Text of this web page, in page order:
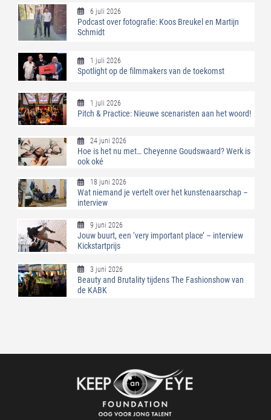
6 juli 2026
Podcast over fotografie: Koos Breukel en Martijn
Schmidt
1 juli 2026
Spotlight op de filmmakers van de toekomst
1 juli 2026
Pitch & Practice: Nieuwe scenaristen aan het woord!
24 juni 2026
Hoe is het nu met… Cheyenne Goudswaard? Werk is
ook oké
18 juni 2026
Wat niemand je vertelt over het kunstenaarschap –
interview
9 juni 2026
Jouw buurt, een ‘very important place’ – interview
Kickstartprijs
3 juni 2026
Beauty and Brutality tijdens The Fashionshow van
de KABK